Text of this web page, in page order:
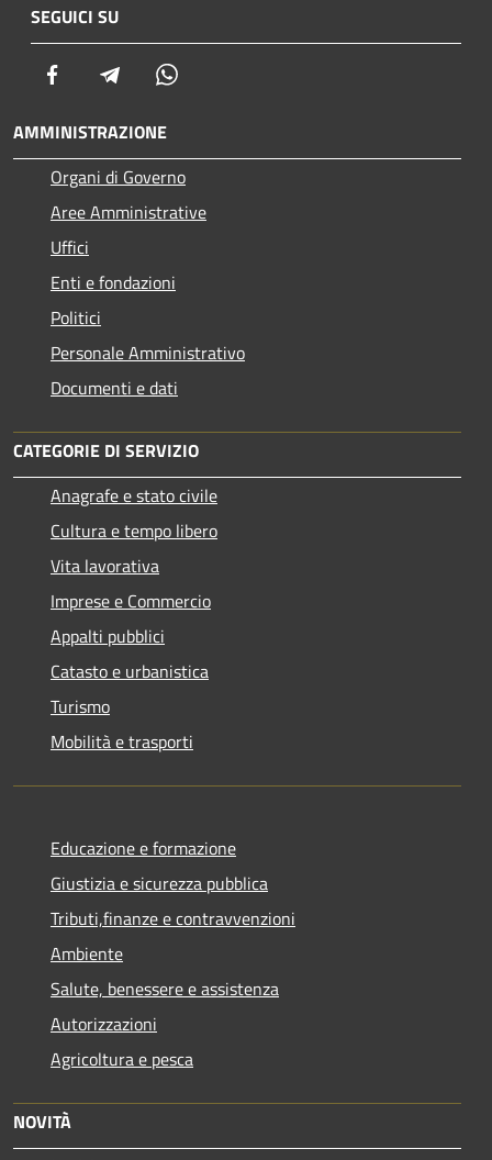
SEGUICI SU
Facebook Telegram
AMMINISTRAZIONE
Organi di Governo
Aree Amministrative
Uffici
Enti e fondazioni
Politici
Personale Amministrativo
Documenti e dati
CATEGORIE DI SERVIZIO
Anagrafe e stato civile
Cultura e tempo libero
Vita lavorativa
Imprese e Commercio
Appalti pubblici
Catasto e urbanistica
Turismo
Mobilità e trasporti
Educazione e formazione
Giustizia e sicurezza pubblica
Tributi,finanze e contravvenzioni
Ambiente
Salute, benessere e assistenza
Autorizzazioni
Agricoltura e pesca
NOVITÀ